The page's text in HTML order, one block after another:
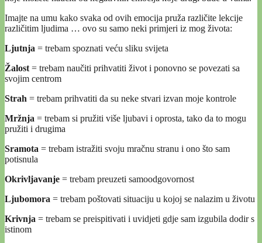
Imajte na umu kako svaka od ovih emocija pruža različite lekcije
različitim ljudima … ovo su samo neki primjeri iz mog života:
Ljutnja = trebam spoznati veću sliku svijeta
Žalost = trebam naučiti prihvatiti život i ponovno se povezati sa
svojim centrom
Strah = trebam prihvatiti da su neke stvari izvan moje kontrole
Mržnja = trebam si pružiti više ljubavi i oprosta, tako da to mogu
pružiti i drugima
Sramota = trebam istražiti svoju mračnu stranu i ono što sam
potisnula
Okrivljavanje = trebam preuzeti samoodgovornost
Ljubomora = trebam poštovati situaciju u kojoj se nalazim u životu
Krivnja = trebam se preispitivati i uvidjeti gdje sam izgubila dodir s
istinom